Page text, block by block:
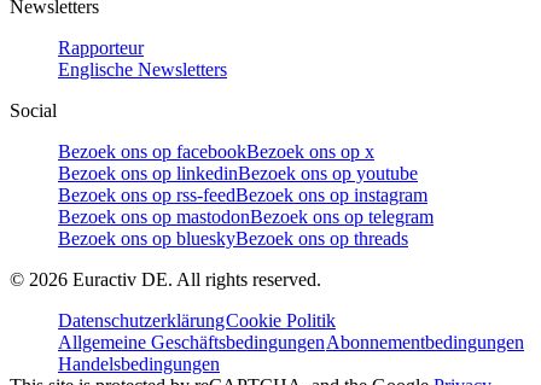
Newsletters
Rapporteur
Englische Newsletters
Social
Bezoek ons op facebookBezoek ons op x
Bezoek ons op linkedinBezoek ons op youtube
Bezoek ons op rss-feedBezoek ons op instagram
Bezoek ons op mastodonBezoek ons op telegram
Bezoek ons op blueskyBezoek ons op threads
© 2026 Euractiv DE. All rights reserved.
DatenschutzerklärungCookie Politik
Allgemeine GeschäftsbedingungenAbonnementbedingungen
Handelsbedingungen